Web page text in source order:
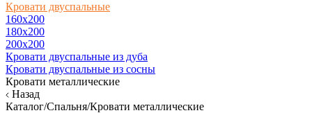
Кровати двуспальные
160х200
180x200
200x200
Кровати двуспальные из дуба
Кровати двуспальные из сосны
Кровати металлические
Назад
Каталог/Спальня/Кровати металлические